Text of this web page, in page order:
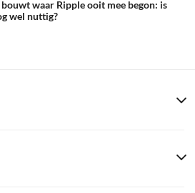
waar Ripple ooit mee begon: is
wel nuttig?